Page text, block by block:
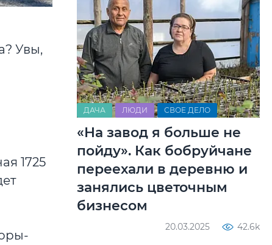
Увы,
1725
ДАЧА ЛЮДИ СВОЕ ДЕЛО
«На завод я больше не
пойду». Как бобруйчане
переехали в деревню и
занялись цветочным
бизнесом
20.03.2025 42.6k